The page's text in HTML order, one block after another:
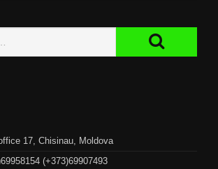
17, Chisinau, Moldova
(+373)69907493